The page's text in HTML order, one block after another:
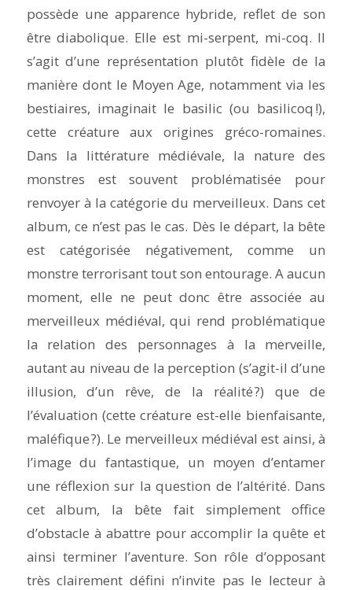
possède une apparence hybride, reflet de son
être diabolique. Elle est mi-serpent, mi-coq. Il
s’agit d’une représentation plutôt fidèle de la
manière dont le Moyen Age, notamment via les
bestiaires, imaginait le basilic (ou basilicoq !),
cette créature aux origines gréco-romaines.
Dans la littérature médiévale, la nature des
monstres est souvent problématisée pour
renvoyer à la catégorie du merveilleux. Dans cet
album, ce n’est pas le cas. Dès le départ, la bête
est catégorisée négativement, comme un
monstre terrorisant tout son entourage. A aucun
moment, elle ne peut donc être associée au
merveilleux médiéval, qui rend problématique
la relation des personnages à la merveille,
autant au niveau de la perception (s’agit-il d’une
illusion, d’un rêve, de la réalité ?) que de
l’évaluation (cette créature est-elle bienfaisante,
maléfique ?). Le merveilleux médiéval est ainsi, à
l’image du fantastique, un moyen d’entamer
une réflexion sur la question de l’altérité. Dans
cet album, la bête fait simplement office
d’obstacle à abattre pour accomplir la quête et
ainsi terminer l’aventure. Son rôle d’opposant
très clairement défini n’invite pas le lecteur à